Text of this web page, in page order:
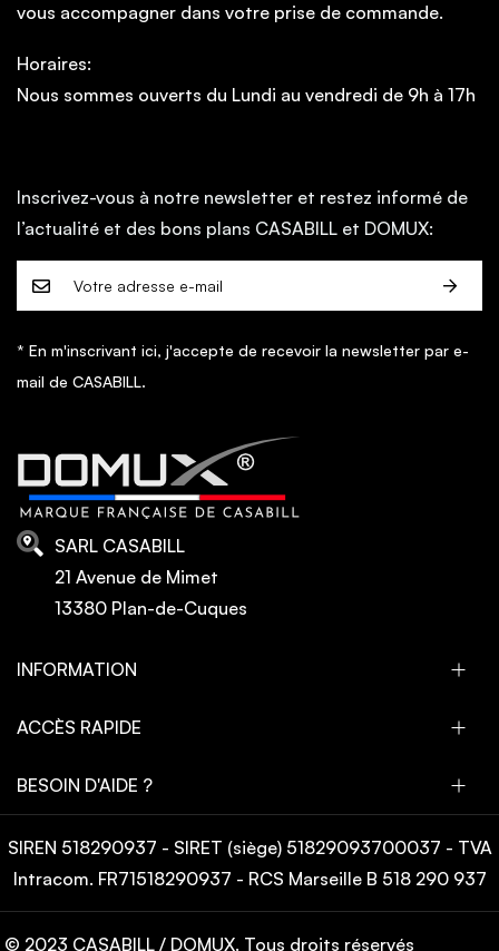
vous accompagner dans votre prise de commande.
Horaires:
Nous sommes ouverts du Lundi au vendredi de 9h à 17h
Inscrivez-vous à notre newsletter et restez informé de
l’actualité et des bons plans CASABILL et DOMUX:
* En m'inscrivant ici, j'accepte de recevoir la newsletter par e-
mail de CASABILL.
SARL CASABILL
21 Avenue de Mimet
13380 Plan-de-Cuques
INFORMATION
ACCÈS RAPIDE
BESOIN D'AIDE ?
SIREN 518290937 - SIRET (siège) 51829093700037 - TVA
Intracom. FR71518290937 - RCS Marseille B 518 290 937
© 2023 CASABILL / DOMUX. Tous droits réservés